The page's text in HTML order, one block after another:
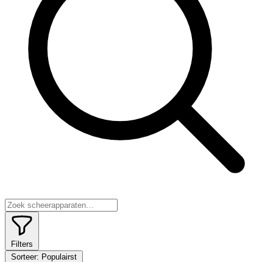
Filters
Sorteer: Populairst